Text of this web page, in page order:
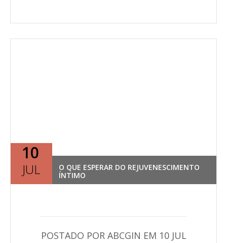
10
JUL
O QUE ESPERAR DO REJUVENESCIMENTO
ÍNTIMO
POSTADO POR ABCGIN EM 10 JUL